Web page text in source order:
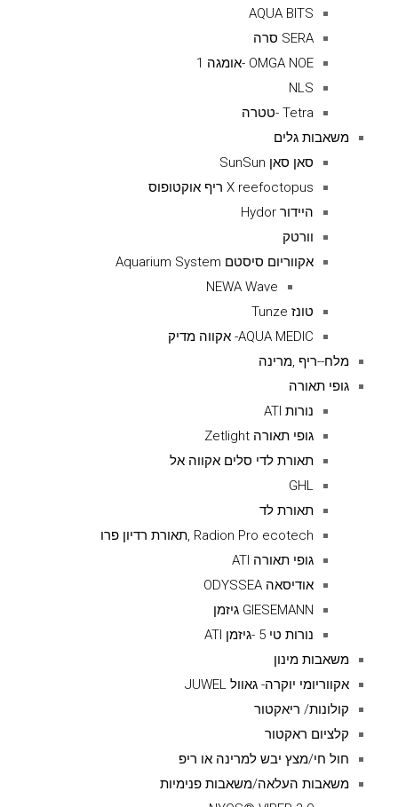
AQUA BITS
SERA סרה
OMGA NOE -אומגה 1
NLS
Tetra -טטרה
משאבות גלים
סאן סאן SunSun
X reefoctopus ריף אוקטופוס
היידור Hydor
וורטק
אקווריום סיסטם Aquarium System
NEWA Wave
טונז Tunze
AQUA MEDIC- אקווה מדיק
מלח--ריף ,מרינה
גופי תאורה
נורות ATI
גופי תאורה Zetlight
תאורת לדי סלים אקווה אל
GHL
תאורת לד
Radion Pro ecotech ,תאורת רדיון פרו
גופי תאורה ATI
אודיסאה ODYSSEA
GIESEMANN גיזמן
נורות טי 5 -גיזמן ATI
משאבות מינון
אקווריומי יוקרה- גאוול JUWEL
קולונות/ ריאקטור
קלציום ראקטור
חול חי/מצץ יבש למרינה או ריפ
משאבות העלאה/משאבות פנימיות